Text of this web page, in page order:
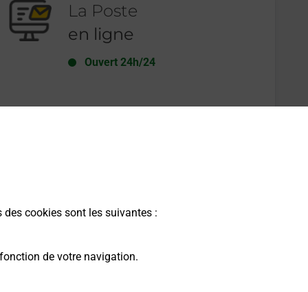
cookies sont les suivantes :
de votre navigation.
La Poste
en ligne
Ouvert 24h/24